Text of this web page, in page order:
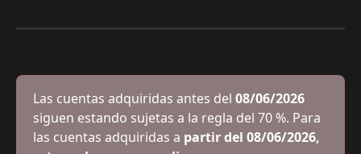
Las cuentas adquiridas antes del 08/06/2026
siguen estando sujetas a la regla del 70 %. Para
las cuentas adquiridas a partir del 08/06/2026,